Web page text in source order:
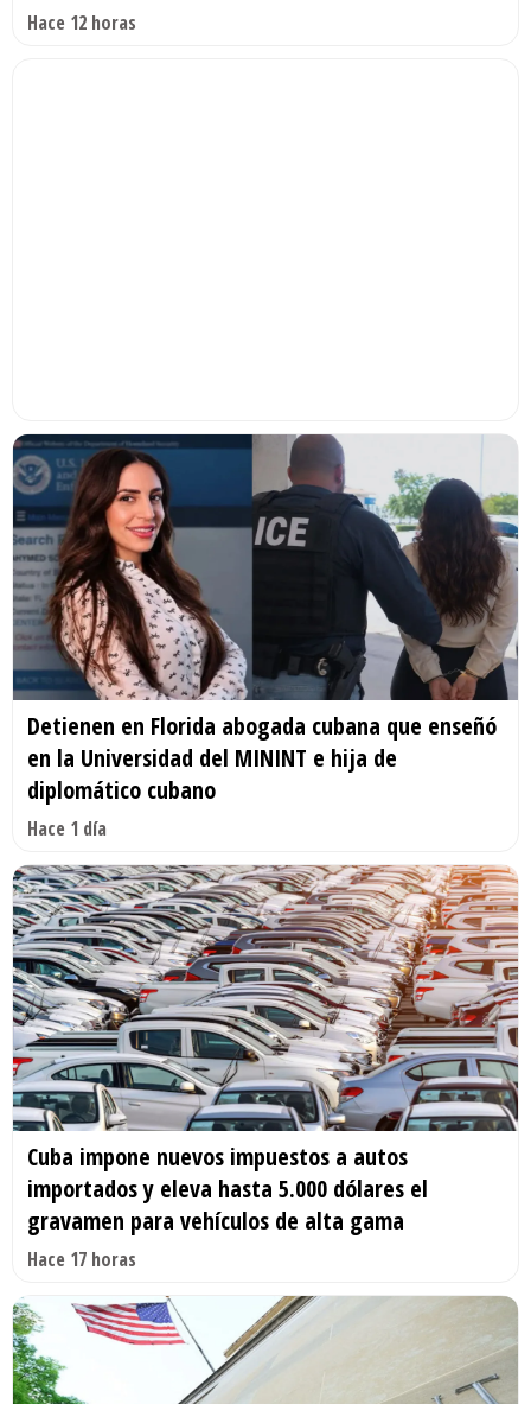
Hace 12 horas
Detienen en Florida abogada cubana que enseñó
en la Universidad del MININT e hija de
diplomático cubano
Hace 1 día
Cuba impone nuevos impuestos a autos
importados y eleva hasta 5.000 dólares el
gravamen para vehículos de alta gama
Hace 17 horas